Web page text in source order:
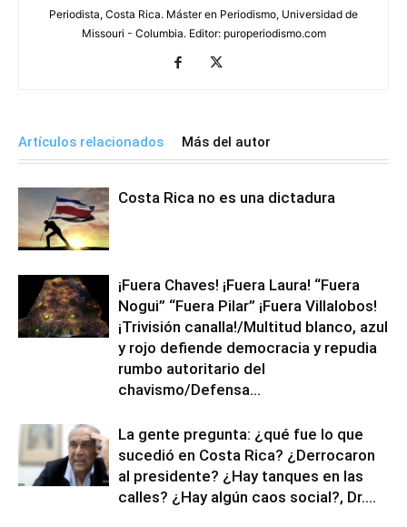
Periodista, Costa Rica. Máster en Periodismo, Universidad de
Missouri - Columbia. Editor: puroperiodismo.com
Artículos relacionados Más del autor
Costa Rica no es una dictadura
¡Fuera Chaves! ¡Fuera Laura! “Fuera
Nogui” “Fuera Pilar” ¡Fuera Villalobos!
¡Trivisión canalla!/Multitud blanco, azul
y rojo defiende democracia y repudia
rumbo autoritario del
chavismo/Defensa...
La gente pregunta: ¿qué fue lo que
sucedió en Costa Rica? ¿Derrocaron
al presidente? ¿Hay tanques en las
calles? ¿Hay algún caos social?, Dr....